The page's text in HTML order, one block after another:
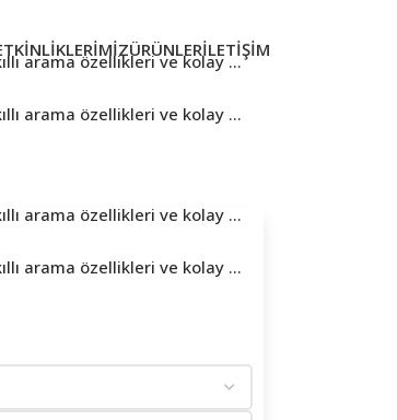
ÜRÜNLERİLETIŞIM
arama özellikleri ve kolay ...
arama özellikleri ve kolay ...
arama özellikleri ve kolay ...
arama özellikleri ve kolay ...